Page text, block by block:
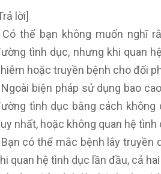
lời]
Có thể bạn không muốn nghĩ
tình dục, nhưng khi quan
hoặc truyền bệnh cho đối
Ngoài biện pháp sử dụng bao
tình dục bằng cách không
nhất, hoặc không quan hệ
Bạn có thể mắc bệnh lây truyền
quan hệ tình dục lần đầu, cả